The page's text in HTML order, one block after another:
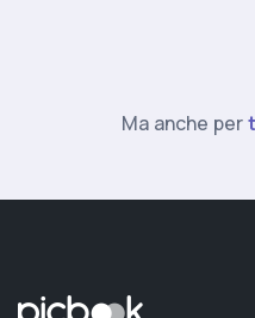
Ma anche per